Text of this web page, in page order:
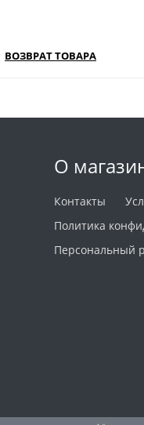
ВОЗВРАТ ТОВАРА
О
Контакты
Политика
Персональный